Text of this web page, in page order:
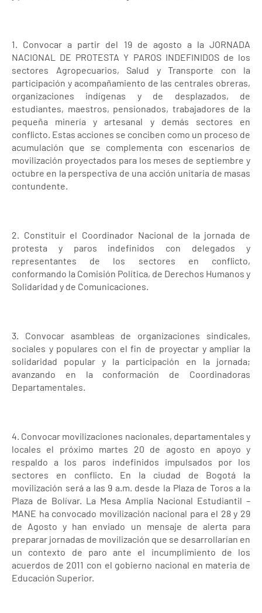
1. Convocar a partir del 19 de agosto a la JORNADA
NACIONAL DE PROTESTA Y PAROS INDEFINIDOS de los
sectores Agropecuarios, Salud y Transporte con la
participación y acompañamiento de las centrales obreras,
organizaciones indígenas y de desplazados, de
estudiantes, maestros, pensionados, trabajadores de la
pequeña minería y artesanal y demás sectores en
conflicto. Estas acciones se conciben como un proceso de
acumulación que se complementa con escenarios de
movilización proyectados para los meses de septiembre y
octubre en la perspectiva de una acción unitaria de masas
contundente.
2. Constituir el Coordinador Nacional de la jornada de
protesta y paros indefinidos con delegados y
representantes de los sectores en conflicto,
conformando la Comisión Política, de Derechos Humanos y
Solidaridad y de Comunicaciones.
3. Convocar asambleas de organizaciones sindicales,
sociales y populares con el fin de proyectar y ampliar la
solidaridad popular y la participación en la jornada;
avanzando en la conformación de Coordinadoras
Departamentales.
4. Convocar movilizaciones nacionales, departamentales y
locales el próximo martes 20 de agosto en apoyo y
respaldo a los paros indefinidos impulsados por los
sectores en conflicto. En la ciudad de Bogotá la
movilización será a las 9 a.m. desde la Plaza de Toros a la
Plaza de Bolívar. La Mesa Amplia Nacional Estudiantil –
MANE ha convocado movilización nacional para el 28 y 29
de Agosto y han enviado un mensaje de alerta para
preparar jornadas de movilización que se desarrollarían en
un contexto de paro ante el incumplimiento de los
acuerdos de 2011 con el gobierno nacional en materia de
Educación Superior.